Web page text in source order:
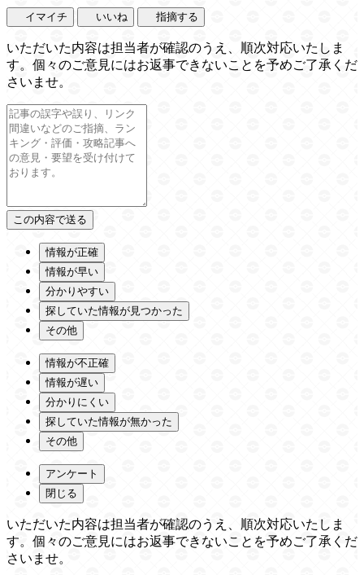
イマイチ いいね 指摘する
いただいた内容は担当者が確認のうえ、順次対応いたしま
す。個々のご意見にはお返事できないことを予めご了承くだ
さいませ。
情報が正確
情報が早い
分かりやすい
探していた情報が見つかった
その他
情報が不正確
情報が遅い
分かりにくい
探していた情報が無かった
その他
アンケート
閉じる
いただいた内容は担当者が確認のうえ、順次対応いたしま
す。個々のご意見にはお返事できないことを予めご了承くだ
さいませ。